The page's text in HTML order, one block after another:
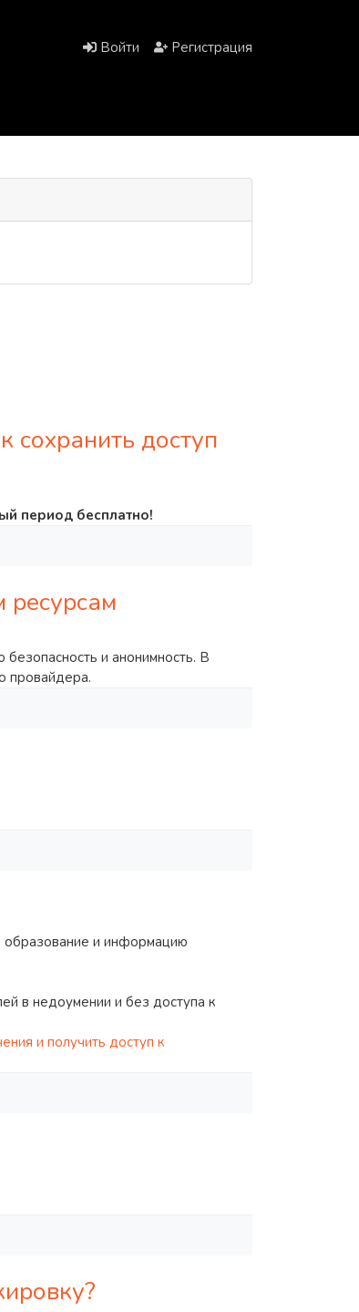
Войти Регистрация
сохранить доступ
период бесплатно!
ресурсам
и анонимность. В
провайдера.
образование и информацию
в недоумении и без доступа к
и получить доступ к